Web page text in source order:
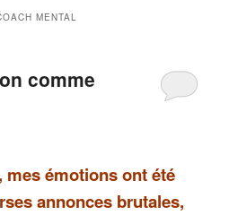
MENTAL
comme
mes émotions ont été
annonces brutales,